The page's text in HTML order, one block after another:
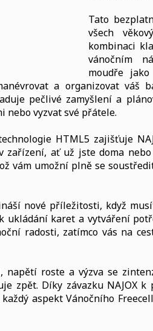
Tato
všech
kombinaci
vánočním
moudře
a organizovat váš
pečlivé zamyšlení a
nebo vyzvat své přátele.
HTML5 zajišťuje
zařízení, ať už jste doma
vám umožní plně se
nové příležitosti, když
ukládání karet a vytváření
radosti, zatímco vás na
napětí roste a výzva se
zpět. Díky závazku NAJOX
aspekt Vánočního